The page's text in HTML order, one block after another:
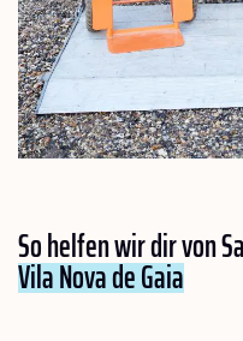
So helfen wir dir von
Vila Nova de Gaia